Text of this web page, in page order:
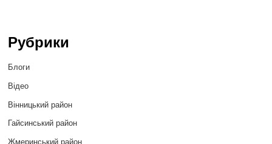
Рубрики
Блоги
Відео
Вінницький район
Гайсинський район
Жмеринський район